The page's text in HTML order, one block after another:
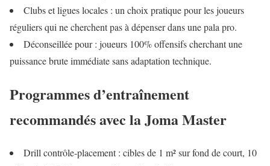
Clubs et ligues locales : un choix pratique pour les joueurs
réguliers qui ne cherchent pas à dépenser dans une pala pro.
Déconseillée pour : joueurs 100% offensifs cherchant une
puissance brute immédiate sans adaptation technique.
Programmes d’entraînement
recommandés avec la Joma Master
Drill contrôle‑placement : cibles de 1 m² sur fond de court, 10